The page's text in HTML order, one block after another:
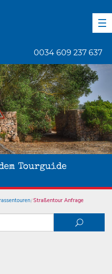
0034 609 237 637
Tourguide
Straßentour Anfrage